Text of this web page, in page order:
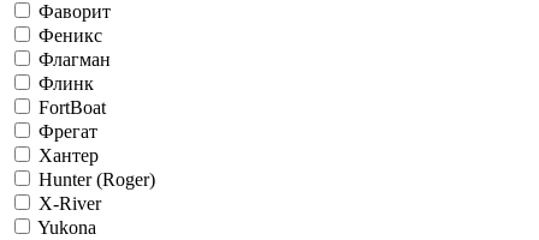
Фаворит
Феникс
Флагман
Флинк
FortBoat
Фрегат
Хантер
Hunter (Roger)
X-River
Yukona